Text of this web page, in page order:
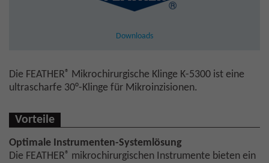
Downloads
Die FEATHER® Mikrochirurgische Klinge K-5300 ist eine
ultrascharfe 30°-Klinge für Mikroinzisionen.
Vorteile
Optimale Instrumenten-Systemlösung
Die FEATHER® mikrochirurgischen Instrumente bieten ein